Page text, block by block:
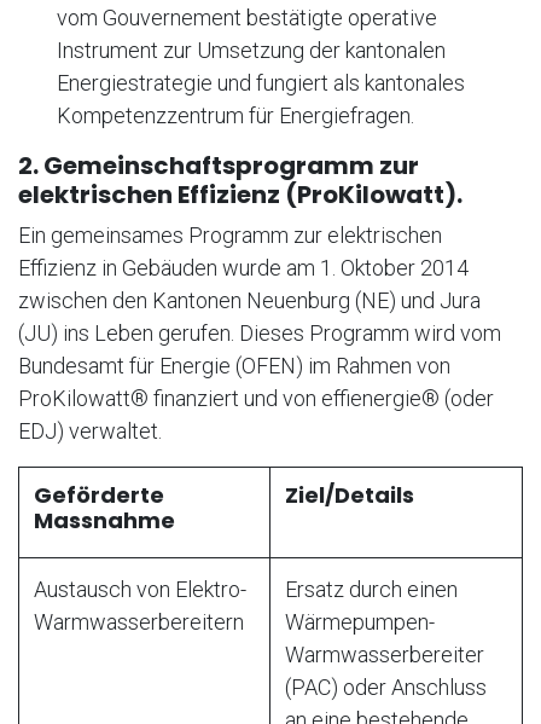
vom Gouvernement bestätigte operative
Instrument zur Umsetzung der kantonalen
Energiestrategie und fungiert als kantonales
Kompetenzzentrum für Energiefragen.
2. Gemeinschaftsprogramm zur
elektrischen Effizienz (ProKilowatt).
Ein gemeinsames Programm zur elektrischen
Effizienz in Gebäuden wurde am 1. Oktober 2014
zwischen den Kantonen Neuenburg (NE) und Jura
(JU) ins Leben gerufen. Dieses Programm wird vom
Bundesamt für Energie (OFEN) im Rahmen von
ProKilowatt® finanziert und von effienergie® (oder
EDJ) verwaltet.
Geförderte
Massnahme
Ziel/Details
Austausch von Elektro-
Warmwasserbereitern
Ersatz durch einen
Wärmepumpen-
Warmwasserbereiter
(PAC) oder Anschluss